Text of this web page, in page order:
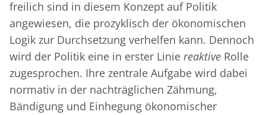
freilich sind in diesem Konzept auf Politik
angewiesen, die prozyklisch der ökonomischen
Logik zur Durchsetzung verhelfen kann. Dennoch
wird der Politik eine in erster Linie reaktive Rolle
zugesprochen. Ihre zentrale Aufgabe wird dabei
normativ in der nachträglichen Zähmung,
Bändigung und Einhegung ökonomischer